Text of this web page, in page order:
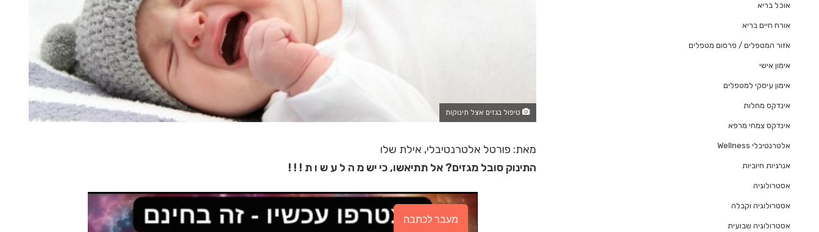
טיפול בגזים אצל תינוקות
מאת: פורטל אלטרנטיבלי, אילת שלו
התינוק סובל מגזים? אל תתיאשו, כי יש מ ה ל ע ש ו ת ! ! !
מעבר לכתבה
אוכל בריא
אורח חיים בריא
אזור המטפלים / פרסום מטפלים
אימון אישי
אימון עיסקי למטפלים
אינדקס מחלות
אינדקס צמחי מרפא
אלטרנטיבלי Wellness
אנרגיות חיוביות
אסטרולוגיה
אסטרולוגיה וקבלה
אסטרולוגיה שבועית